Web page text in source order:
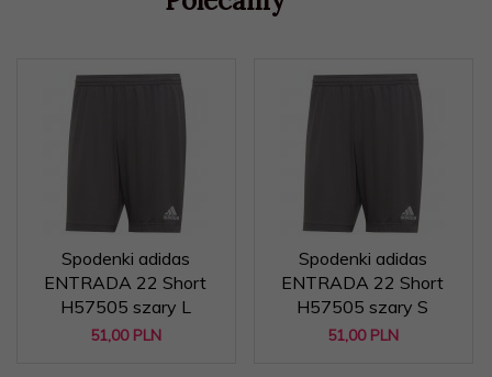
Spodenki adidas
ENTRADA 22 Short
H57505 szary L
51,00 PLN
Spodenki adidas
ENTRADA 22 Short
H57505 szary S
51,00 PLN